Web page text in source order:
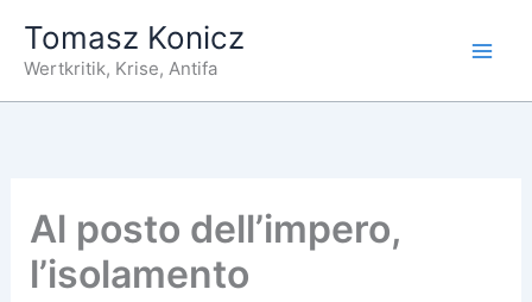
Inhalt
springen
Tomasz Konicz
Wertkritik, Krise, Antifa
Al posto dell’impero,
l’isolamento